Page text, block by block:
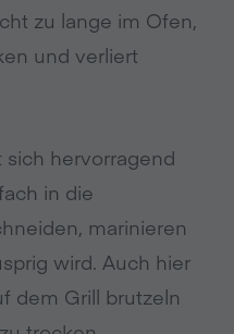
zu lange im Ofen,
und verliert
sich hervorragend
in die
marinieren
wird. Auch hier
dem Grill brutzeln